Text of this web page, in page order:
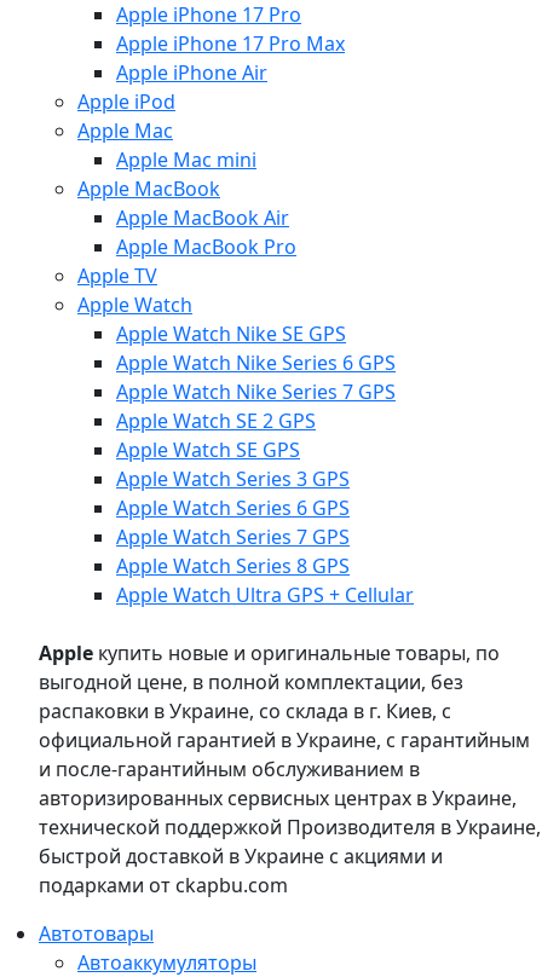
Apple iPhone 17 Pro
Apple iPhone 17 Pro Max
Apple iPhone Air
Apple iPod
Apple Mac
Apple Mac mini
Apple MacBook
Apple MacBook Air
Apple MacBook Pro
Apple TV
Apple Watch
Apple Watch Nike SE GPS
Apple Watch Nike Series 6 GPS
Apple Watch Nike Series 7 GPS
Apple Watch SE 2 GPS
Apple Watch SE GPS
Apple Watch Series 3 GPS
Apple Watch Series 6 GPS
Apple Watch Series 7 GPS
Apple Watch Series 8 GPS
Apple Watch Ultra GPS + Cellular
Apple купить новые и оригинальные товары, по
выгодной цене, в полной комплектации, без
распаковки в Украине, со склада в г. Киев, с
официальной гарантией в Украине, с гарантийным
и после-гарантийным обслуживанием в
авторизированных сервисных центрах в Украине,
технической поддержкой Производителя в Украине,
быстрой доставкой в Украине с акциями и
подарками от ckapbu.com
Автотовары
Автоаккумуляторы